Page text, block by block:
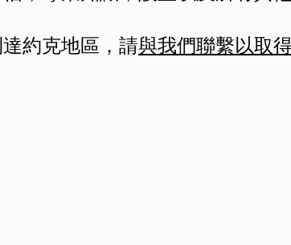
約克地區，請與我們聯繫以取